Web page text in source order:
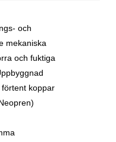
och
mekaniska
och fuktiga
koppar